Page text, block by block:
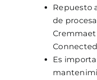
Repuesto
de
Connected
Es